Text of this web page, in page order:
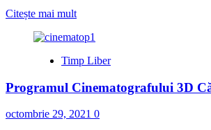
Citește mai multRead
about
în
topliţenilor
vederea
Timp Liber
Programul Cinematografului 3D
octombrie 29, 2021 0